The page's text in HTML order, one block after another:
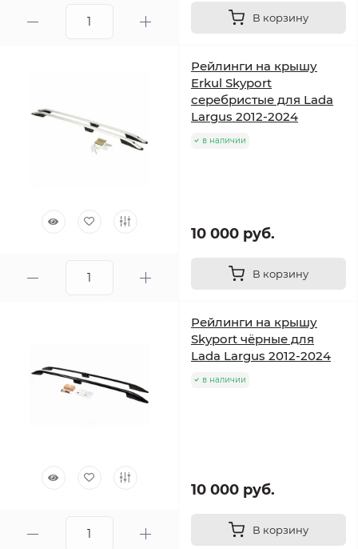
В корзину
Рейлинги на крышу
Erkul Skyport
серебристые для Lada
Largus 2012-2024
в наличии
10 000 руб.
В корзину
Рейлинги на крышу
Skyport чёрные для
Lada Largus 2012-2024
в наличии
10 000 руб.
В корзину